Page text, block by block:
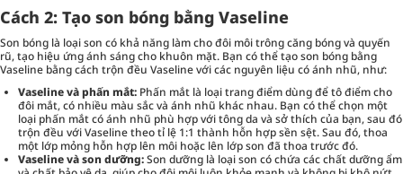
Cách 2: Tạo son bóng bằng Vaseline
Son bóng là loại son có khả năng làm cho đôi môi trông căng bóng và quyến
rũ, tạo hiệu ứng ánh sáng cho khuôn mặt. Bạn có thể tạo son bóng bằng
Vaseline bằng cách trộn đều Vaseline với các nguyên liệu có ánh nhũ, như:
Vaseline và phấn mắt: Phấn mắt là loại trang điểm dùng để tô điểm cho
đôi mắt, có nhiều màu sắc và ánh nhũ khác nhau. Bạn có thể chọn một
loại phấn mắt có ánh nhũ phù hợp với tông da và sở thích của bạn, sau đó
trộn đều với Vaseline theo tỉ lệ 1:1 thành hỗn hợp sền sệt. Sau đó, thoa
một lớp mỏng hỗn hợp lên môi hoặc lên lớp son đã thoa trước đó.
Vaseline và son dưỡng:Son dưỡng là loại son có chứa các chất dưỡng ẩm